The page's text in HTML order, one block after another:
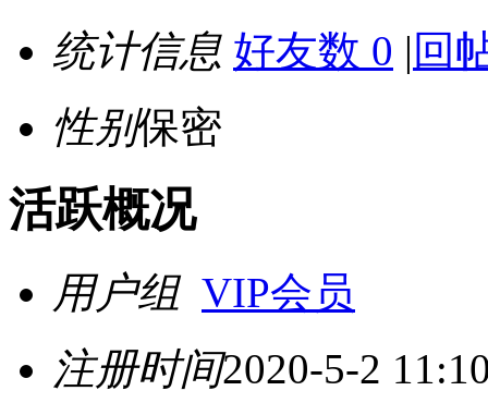
统计信息 好友数 0 | 回
性别保密
活跃概况
用户组 VIP会员
注册时间2020-5-2